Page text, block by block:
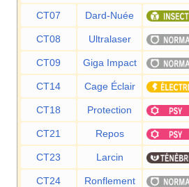
CT07 Dard-Nuée
CT08 Ultralaser
CT09 Giga Impact
CT14 Cage Éclair
CT18 Protection
CT21 Repos
CT23 Larcin
CT24 Ronflement